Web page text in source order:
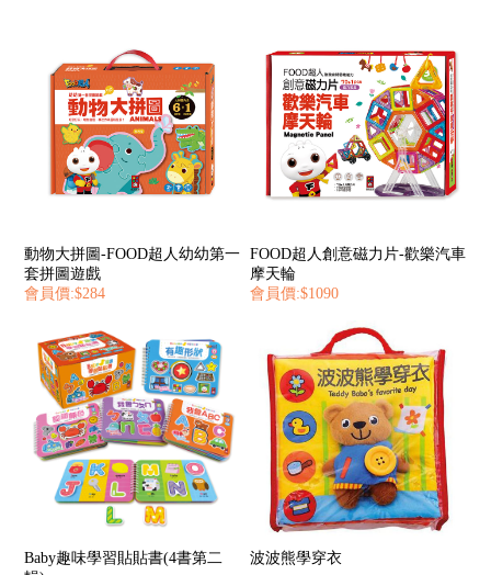
動物大拼圖-FOOD超人幼幼第一
套拼圖遊戲
會員價:$284
FOOD超人創意磁力片-歡樂汽車
摩天輪
會員價:$1090
Baby趣味學習貼貼書(4書第二
波波熊學穿衣